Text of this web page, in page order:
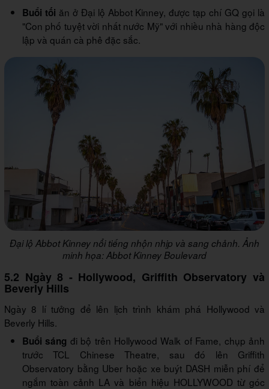
Buổi tối ăn ở Đại lộ Abbot Kinney, được tạp chí GQ gọi là
"Con phố tuyệt vời nhất nước Mỹ" với nhiều nhà hàng độc
lập và quán cà phê đặc sắc.
Đại lộ Abbot Kinney nổi tiếng nhộn nhịp và sang chảnh. Ảnh
minh họa: Abbot Kinney Boulevard
5.2 Ngày 8 - Hollywood, Griffith Observatory và
Beverly Hills
Ngày 8 lí tưởng để lên lịch trình khám phá Hollywood và
Beverly Hills.
Buổi sáng đi bộ trên Hollywood Walk of Fame, chụp ảnh
trước TCL Chinese Theatre, sau đó lên Griffith
Observatory bằng Uber hoặc xe buýt DASH miễn phí để
ngắm toàn cảnh LA và biển hiệu HOLLYWOOD từ góc